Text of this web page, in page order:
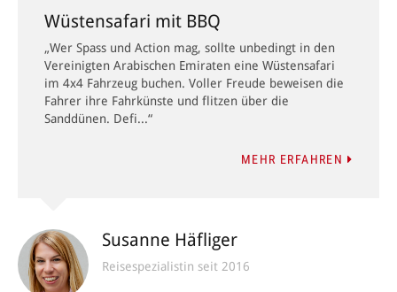
Wüstensafari mit BBQ
„Wer Spass und Action mag, sollte unbedingt in den
Vereinigten Arabischen Emiraten eine Wüstensafari
im 4x4 Fahrzeug buchen. Voller Freude beweisen die
Fahrer ihre Fahrkünste und flitzen über die
Sanddünen. Defi...“
MEHR ERFAHREN
Susanne Häfliger
Reisespezialistin seit 2016